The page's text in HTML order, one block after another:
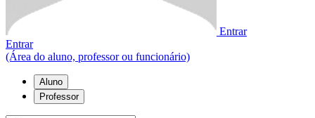
Entrar
Entrar
(Área do aluno, professor ou funcionário)
Aluno
Professor